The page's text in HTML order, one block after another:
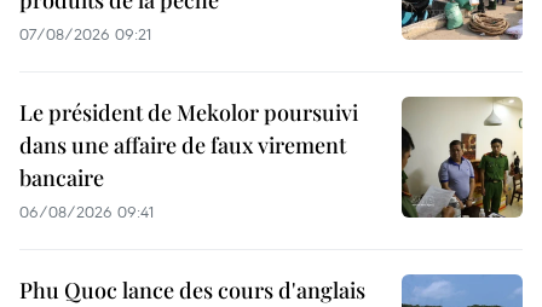
07/08/2026 09:21
Le président de Mekolor poursuivi
dans une affaire de faux virement
bancaire
06/08/2026 09:41
Phu Quoc lance des cours d'anglais